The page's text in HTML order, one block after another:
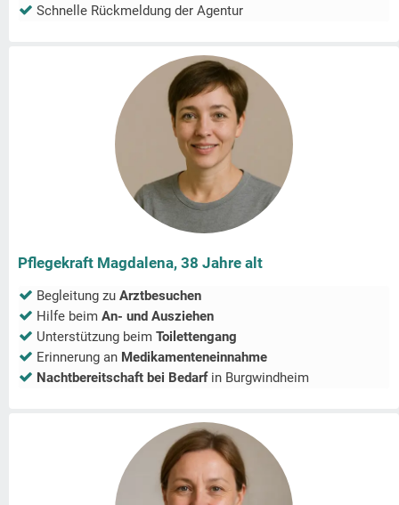
Schnelle Rückmeldung der Agentur
Pflegekraft Magdalena, 38 Jahre alt
Begleitung zu Arztbesuchen
Hilfe beim An- und Ausziehen
Unterstützung beim Toilettengang
Erinnerung an Medikamenteneinnahme
Nachtbereitschaft bei Bedarfin Burgwindheim